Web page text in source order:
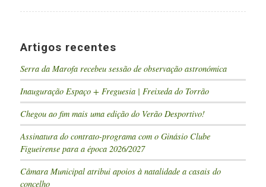
Artigos recentes
Serra da Marofa recebeu sessão de observação astronómica
Inauguração Espaço + Freguesia | Freixeda do Torrão
Chegou ao fim mais uma edição do Verão Desportivo!
Assinatura do contrato-programa com o Ginásio Clube
Figueirense para a época 2026/2027
Câmara Municipal atribui apoios à natalidade a casais do
concelho